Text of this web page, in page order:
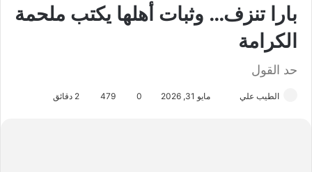
بارا تنزف… وثبات أهلها يكتب ملحمة
الكرامة
حد القول
الطيب علي مايو 31, 2026 0
479